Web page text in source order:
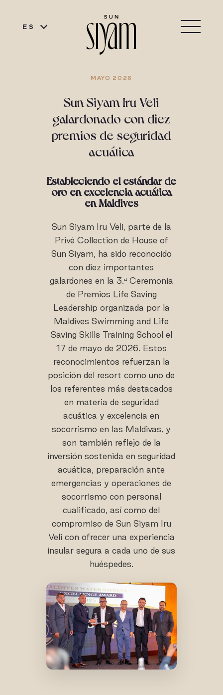
ES
MAYO 2026
Sun Siyam Iru Veli
galardonado con diez
premios de seguridad
acuática
Estableciendo el estándar de
oro en excelencia acuática
en Maldives
Sun Siyam Iru Veli, parte de la
Privé Collection de House of
Sun Siyam, ha sido reconocido
con diez importantes
galardones en la 3.ª Ceremonia
de Premios Life Saving
Leadership organizada por la
Maldives Swimming and Life
Saving Skills Training School el
17 de mayo de 2026. Estos
reconocimientos refuerzan la
posición del resort como uno de
los referentes más destacados
en materia de seguridad
acuática y excelencia en
socorrismo en las Maldivas, y
son también reflejo de la
inversión sostenida en seguridad
acuática, preparación ante
emergencias y operaciones de
socorrismo con personal
cualificado, así como del
compromiso de Sun Siyam Iru
Veli con ofrecer una experiencia
insular segura a cada uno de sus
huéspedes.